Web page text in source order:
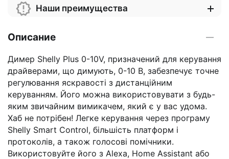
Наши преимущества
Описание
Димер Shelly Plus 0-10V, призначений для керування
драйверами, що димують, 0-10 В, забезпечує точне
регулювання яскравості з дистанційним
керуванням. Його можна використовувати з будь-
яким звичайним вимикачем, який є у вас удома.
Хаб не потрібен! Легке керування через програму
Shelly Smart Control, більшість платформ і
протоколів, а також голосові помічники.
Використовуйте його з Alexa, Home Assistant або